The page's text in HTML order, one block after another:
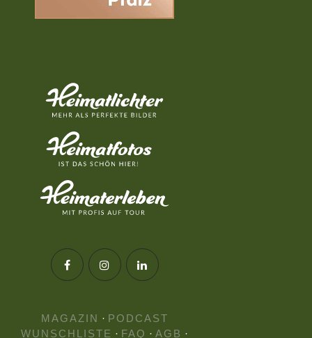
MAGAZIN · PODCAST
WUNSCHLISTE · FAQ · AGB ·